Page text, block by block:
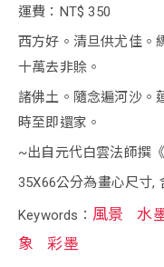
運費：NT$ 350
西方好。清旦供尤佳。
十萬去非賒。
諸佛土。隨念遍河沙。
時至即還家。
~出自元代白雲法師撰
35X66公分為畫心尺寸,
Keywords： 風景 水
象
彩墨